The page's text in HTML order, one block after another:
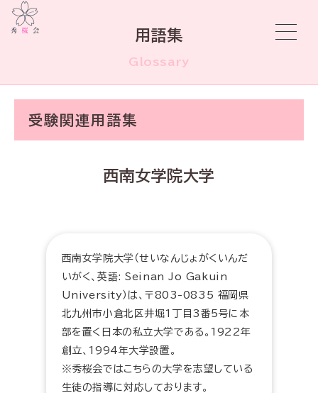
用語集
Glossary
受験関連用語集
西南女学院大学
西南女学院大学（せいなんじょがくいんだ
いがく、英語: Seinan Jo Gakuin
University）は、〒803-0835 福岡県
北九州市小倉北区井堀1丁目3番5号に本
部を置く日本の私立大学である。1922年
創立、1994年大学設置。
※秀桜会ではこちらの大学を志望している
生徒の指導に対応しております。